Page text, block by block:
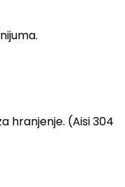
hranjenje. (Aisi 304